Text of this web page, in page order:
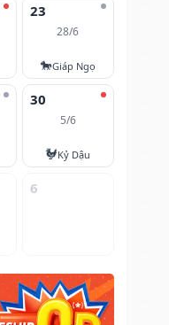
23
28/6
🐎Giáp Ngọ
30
5/6
🐓Kỷ Dậu
6